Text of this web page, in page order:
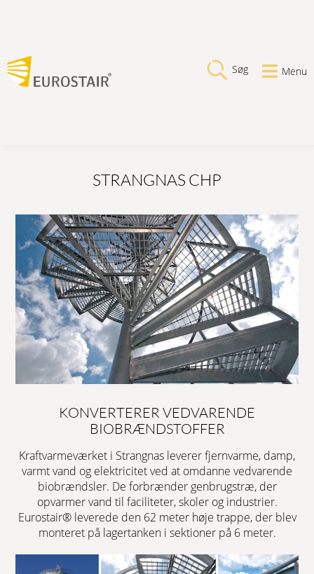
Søg Menu
STRANGNAS CHP
KONVERTERER VEDVARENDE
BIOBRÆNDSTOFFER
Kraftvarmeværket i Strangnas leverer fjernvarme, damp,
varmt vand og elektricitet ved at omdanne vedvarende
biobrændsler. De forbrænder genbrugstræ, der
opvarmer vand til faciliteter, skoler og industrier.
Eurostair® leverede den 62 meter høje trappe, der blev
monteret på lagertanken i sektioner på 6 meter.